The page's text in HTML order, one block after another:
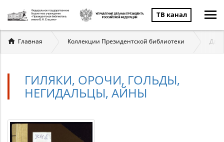
ТВ канал
Вы
здесь
Главная Коллекции Президентской библиотеки
ГИЛЯКИ, ОРОЧИ, ГОЛЬДЫ,
НЕГИДАЛЬЦЫ, АЙНЫ